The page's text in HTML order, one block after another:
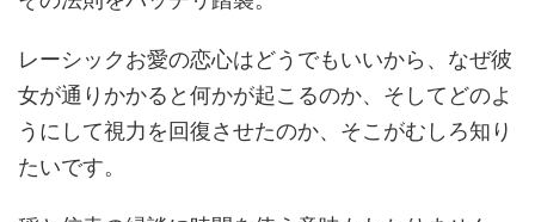
レーシックお愛の恋心はどうでもいいから、なぜ彼
女が通りかかると何かが起こるのか、そしてどのよ
うにして視力を回復させたのか、そこがむしろ知り
たいです。